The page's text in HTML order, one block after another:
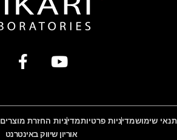
תנאי שימושמדיניות פרטיותמדיניות החזרת מוצרים
אוריון שיווק באינטרנט